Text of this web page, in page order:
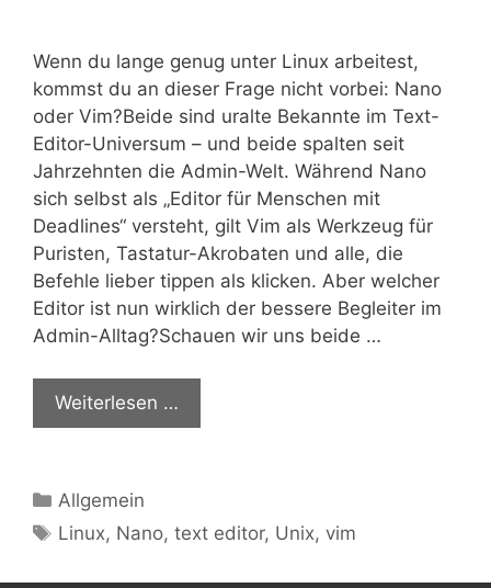
Wenn du lange genug unter Linux arbeitest,
kommst du an dieser Frage nicht vorbei: Nano
oder Vim?Beide sind uralte Bekannte im Text-
Editor-Universum – und beide spalten seit
Jahrzehnten die Admin-Welt. Während Nano
sich selbst als „Editor für Menschen mit
Deadlines“ versteht, gilt Vim als Werkzeug für
Puristen, Tastatur-Akrobaten und alle, die
Befehle lieber tippen als klicken. Aber welcher
Editor ist nun wirklich der bessere Begleiter im
Admin-Alltag?Schauen wir uns beide …
Weiterlesen …
Kategorien
Allgemein
Schlagwörter
Linux, Nano,text editor, Unix, vim